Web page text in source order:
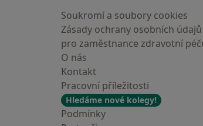
Soukromí a soubory cookies
Zásady ochrany osobních údajů
pro zaměstnance zdravotní
O nás
Kontakt
Pracovní příležitosti
Hledáme nové kolegy!
Podmínky